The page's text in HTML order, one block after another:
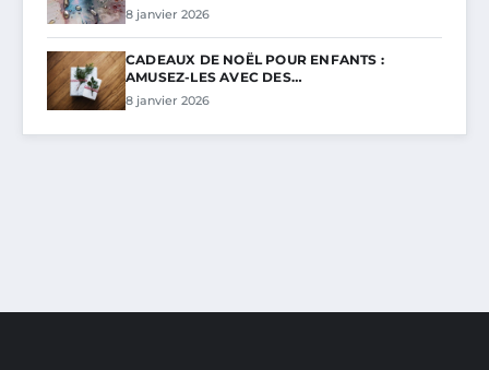
8 janvier 2026
CADEAUX DE NOËL POUR ENFANTS :
AMUSEZ-LES AVEC DES…
8 janvier 2026